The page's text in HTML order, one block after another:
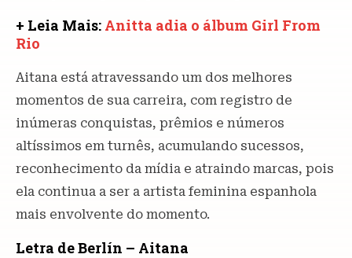
+ Leia Mais: Anitta adia o álbum Girl From
Rio
Aitana está atravessando um dos melhores
momentos de sua carreira, com registro de
inúmeras conquistas, prêmios e números
altíssimos em turnês, acumulando sucessos,
reconhecimento da mídia e atraindo marcas, pois
ela continua a ser a artista feminina espanhola
mais envolvente do momento.
Letra de Berlín – Aitana